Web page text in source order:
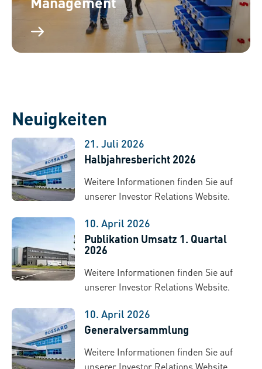
Neuigkeiten
21. Juli 2026
Halbjahresbericht 2026
Weitere Informationen finden Sie auf
unserer Investor Relations Website.
10. April 2026
Publikation Umsatz 1. Quartal
2026
Weitere Informationen finden Sie auf
unserer Investor Relations Website.
10. April 2026
Generalversammlung
Weitere Informationen finden Sie auf
unserer Investor Relations Website.